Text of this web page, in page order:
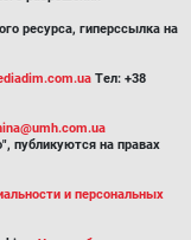
ресурса, гиперссылка на
Тел: +38
публикуются на правах
и персональных